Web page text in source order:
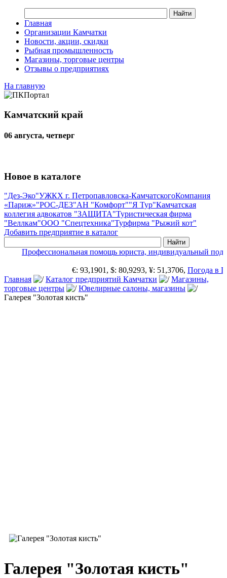
Главная
Организации Камчатки
Новости, акции, скидки
Рыбная промышленность
Магазины, торговые центры
Отзывы о предприятиях
На главную
Камчатский край
06 августа, четверг
Новое в каталоге
"Дез-Эко"УЖКХ г. Петропавловска-КамчатскогоКомпания
«Париж»"РОС-ДЕЗ"АН "Комфорт""Я Тур"Камчатская
коллегия адвокатов "ЗАЩИТА"Туристическая фирма
"Веллкам"ООО "Спецтехника"Турфирма "Рыжий кот"
Добавить предприятие в каталог
Профессиональная помощь юриста, индивидуальный
€: 93,1901, $: 80,9293, ¥: 51,3706, Погода в
Главная
Каталог предприятий Камчатки
Магазины,
торговые центры
Ювелирные салоны, магазины
Галерея "Золотая кисть"
Галерея "Золотая кисть"